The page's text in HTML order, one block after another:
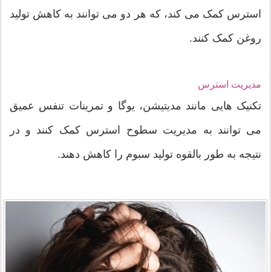
استرس کمک می کند، که هر دو می توانند به کاهش تولید
روغن کمک کنند.
مدیریت استرس
تکنیک هایی مانند مدیتیشن، یوگا و تمرینات تنفس عمیق
می توانند به مدیریت سطوح استرس کمک کنند و در
نتیجه به طور بالقوه تولید سبوم را کاهش دهند.